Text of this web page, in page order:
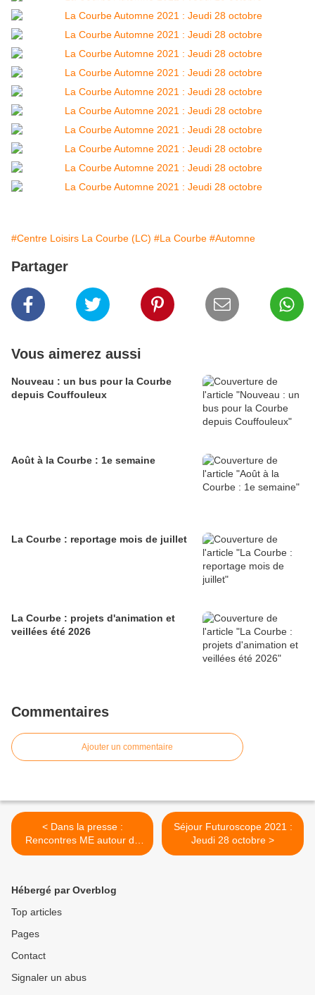
#Centre Loisirs La Courbe (LC) #La Courbe #Automne
Partager
Vous aimerez aussi
Nouveau : un bus pour la Courbe
depuis Couffouleux
Août à la Courbe : 1e semaine
La Courbe : reportage mois de juillet
La Courbe : projets d'animation et
veillées été 2026
Commentaires
Ajouter un commentaire
< Dans la presse :
Rencontres ME autour de
l'art
Séjour Futuroscope 2021 :
Jeudi 28 octobre >
Hébergé par Overblog
Top articles
Pages
Contact
Signaler un abus